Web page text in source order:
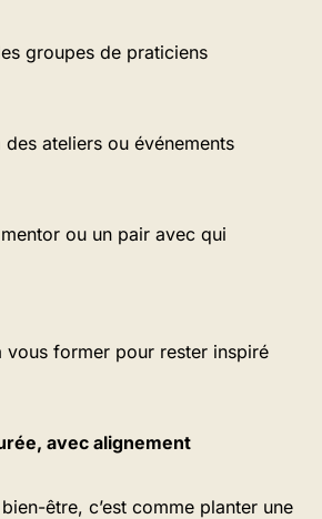
groupes de praticiens
des ateliers ou événements
ou un pair avec qui
vous former pour rester inspiré
avec alignement
être, c’est comme planter une